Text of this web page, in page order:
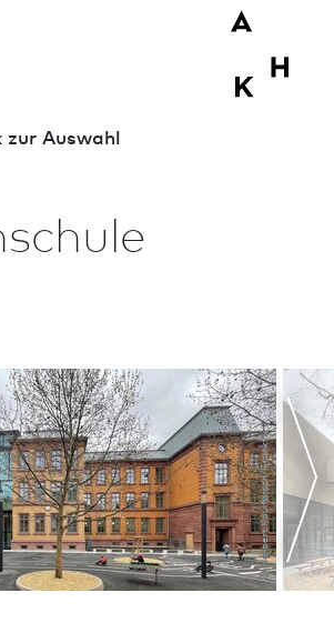
zur Aus­wahl
© Norbert Kaulfersch/Frank­furt